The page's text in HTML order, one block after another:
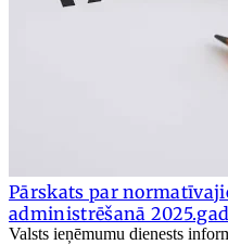
Pārskats par
administrēšanā
Valsts ieņēmumu dienests